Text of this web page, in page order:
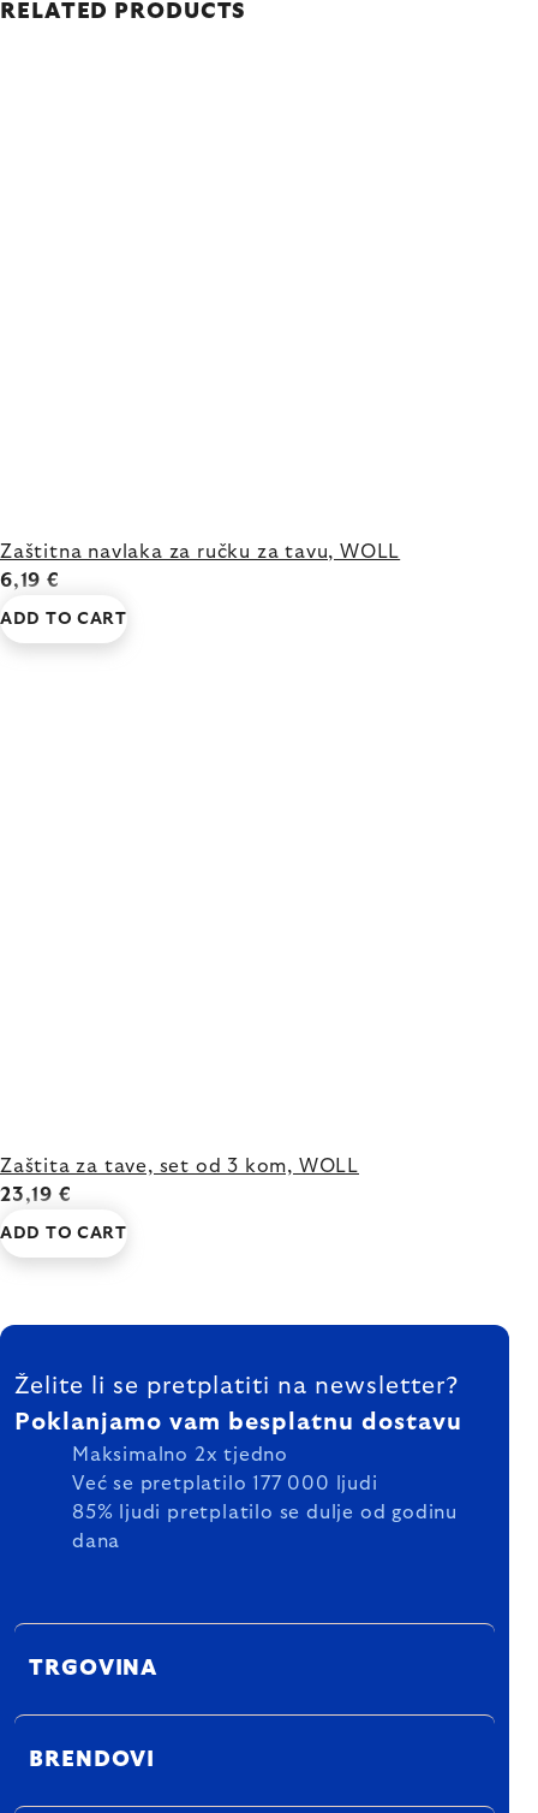
RELATED PRODUCTS
Zaštitna navlaka za ručku za tavu, WOLL
6,19 €
ADD TO CART
Zaštita za tave, set od 3 kom, WOLL
23,19 €
ADD TO CART
FOOTER
Želite li se pretplatiti na newsletter?
Poklanjamo vam besplatnu dostavu
Maksimalno 2x tjedno
Već se pretplatilo 177 000 ljudi
85% ljudi pretplatilo se dulje od godinu
dana
TRGOVINA
BRENDOVI